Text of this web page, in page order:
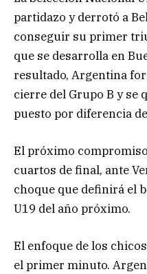
partidazo y derrotó a
conseguir su primer
que se desarrolla en
resultado, Argentina
cierre del Grupo B y se
puesto por diferencia
El próximo
cuartos de final, ante
choque que definirá el
U19 del año próximo.
El enfoque de los
el primer minuto.